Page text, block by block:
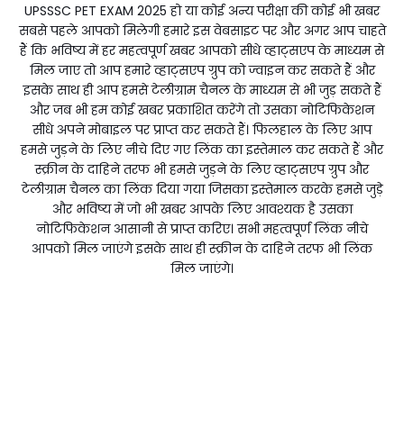
UPSSSC PET EXAM 2025 हो या कोई अन्य परीक्षा की कोई भी खबर
सबसे पहले आपको मिलेगी हमारे इस वेबसाइट पर और अगर आप चाहते
हैं कि भविष्य में हर महत्वपूर्ण खबर आपको सीधे व्हाट्सएप के माध्यम से
मिल जाए तो आप हमारे व्हाट्सएप ग्रुप को ज्वाइन कर सकते हैं और
इसके साथ ही आप हमसे टेलीग्राम चैनल के माध्यम से भी जुड़ सकते हैं
और जब भी हम कोई खबर प्रकाशित करेंगे तो उसका नोटिफिकेशन
सीधे अपने मोबाइल पर प्राप्त कर सकते हैं। फिलहाल के लिए आप
हमसे जुड़ने के लिए नीचे दिए गए लिंक का इस्तेमाल कर सकते हैं और
स्क्रीन के दाहिने तरफ भी हमसे जुड़ने के लिए व्हाट्सएप ग्रुप और
टेलीग्राम चैनल का लिंक दिया गया जिसका इस्तेमाल करके हमसे जुड़े
और भविष्य में जो भी खबर आपके लिए आवश्यक है उसका
नोटिफिकेशन आसानी से प्राप्त करिए। सभी महत्वपूर्ण लिंक नीचे
आपको मिल जाएंगे इसके साथ ही स्क्रीन के दाहिने तरफ भी लिंक
मिल जाएंगे।